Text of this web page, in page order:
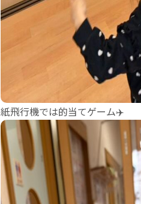
紙飛行機では的当てゲーム✈️